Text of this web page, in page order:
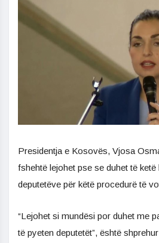
Presidentja e Kosovës, Vjosa
fshehtë lejohet pse se duhet të
deputetëve për këtë procedurë të
“Lejohet si mundësi por duhet me
të pyeten deputetët”, është